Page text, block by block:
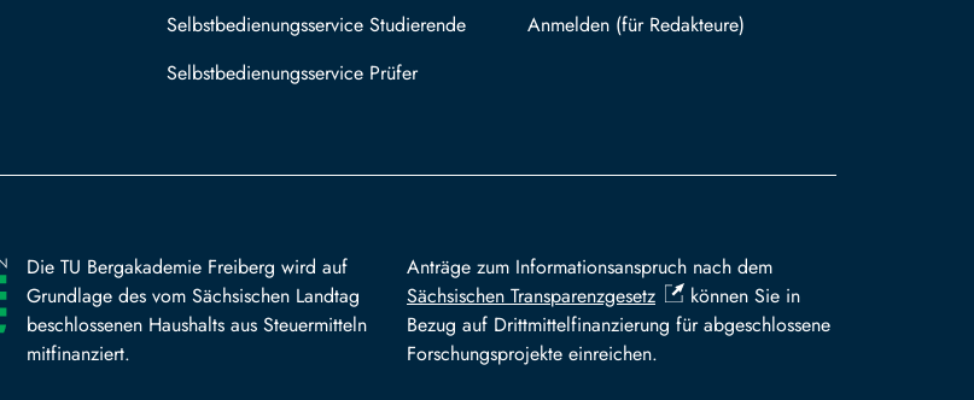
Selbstbedienungsservice Studierende
Selbstbedienungsservice Prüfer
Mit TUBAF Login anmelden
Die TU Bergakademie Freiberg wird auf
Grundlage des vom Sächsischen Landtag
beschlossenen Haushalts aus Steuermitteln
mitfinanziert.
Anträge zum Informationsanspruch nach dem
Sächsischen Transparenzgesetz
können Sie in
Bezug auf Drittmittelfinanzierung für abgeschlossene
Forschungsprojekte einreichen.